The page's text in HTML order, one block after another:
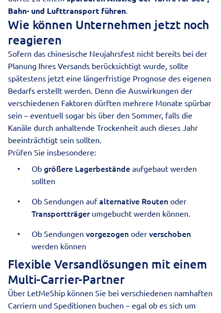
Bahn- und Lufttransport führen.
Wie können Unternehmen jetzt noch
reagieren
Sofern das chinesische Neujahrsfest nicht bereits bei der
Planung Ihres Versands berücksichtigt wurde, sollte
spätestens jetzt eine längerfristige Prognose des eigenen
Bedarfs erstellt werden. Denn die Auswirkungen der
verschiedenen Faktoren dürften mehrere Monate spürbar
sein – eventuell sogar bis über den Sommer, falls die
Kanäle durch anhaltende Trockenheit auch dieses Jahr
beeinträchtigt sein sollten.
Prüfen Sie insbesondere:
Ob größere Lagerbestände aufgebaut werden
sollten
Ob Sendungen aufalternative Routen oder
Transportträgerumgebucht werden können.
Ob Sendungen vorgezogen oder verschoben
werden können
Flexible Versandlösungen mit einem
Multi-Carrier-Partner
Über LetMeShip können Sie bei verschiedenen namhaften
Carriern und Speditionen buchen – egal ob es sich um